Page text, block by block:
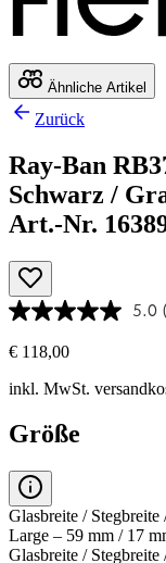
Ähnliche Artikel
Zurück
Ray-Ban
Schwarz /
Art.-Nr.
5.0
€ 118,00
inkl. MwSt.
Größe
Glasbreite /
Large – 59 mm / 17
Glasbreite /